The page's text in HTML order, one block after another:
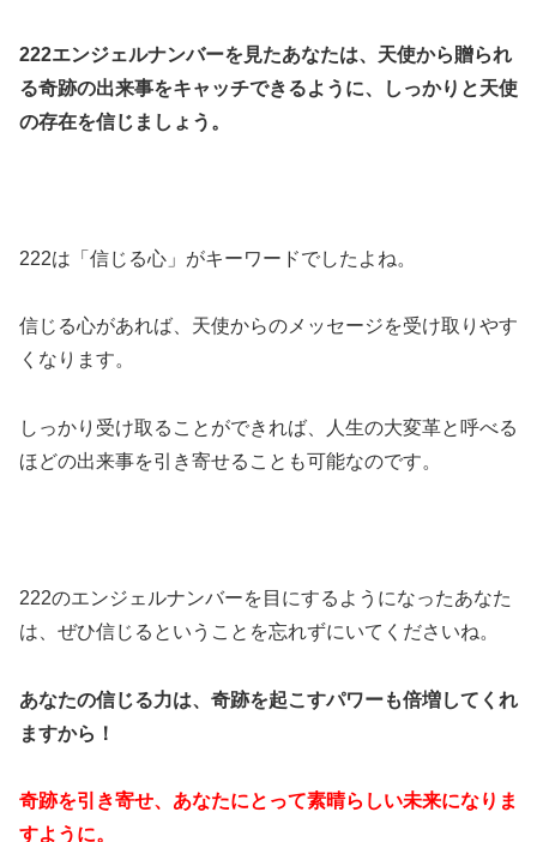
222エンジェルナンバーを見たあなたは、天使から贈られ
る奇跡の出来事をキャッチできるように、しっかりと天使
の存在を信じましょう。
222は「信じる心」がキーワードでしたよね。
信じる心があれば、天使からのメッセージを受け取りやす
くなります。
しっかり受け取ることができれば、人生の大変革と呼べる
ほどの出来事を引き寄せることも可能なのです。
222のエンジェルナンバーを目にするようになったあなた
は、ぜひ信じるということを忘れずにいてくださいね。
あなたの信じる力は、奇跡を起こすパワーも倍増してくれ
ますから！
奇跡を引き寄せ、あなたにとって素晴らしい未来になりま
すように。